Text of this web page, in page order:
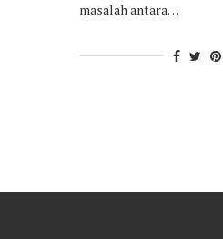
masalah antara…